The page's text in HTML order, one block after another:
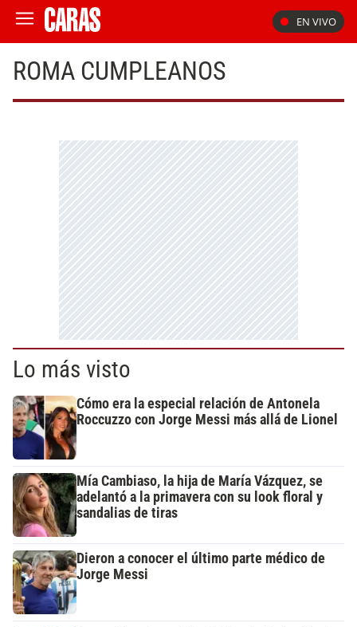
EN VIVO
ROMA CUMPLEANOS
Lo más visto
Cómo era la especial relación de Antonela
Roccuzzo con Jorge Messi más allá de Lionel
Mía Cambiaso, la hija de María Vázquez, se
adelantó a la primavera con su look floral y
sandalias de tiras
Dieron a conocer el último parte médico de
Jorge Messi